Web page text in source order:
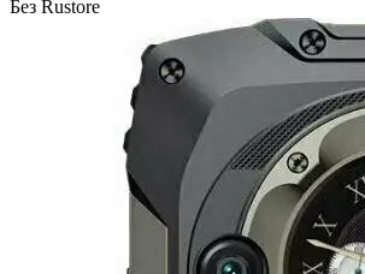
Без Rustore